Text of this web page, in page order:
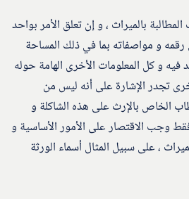
بالميراث ، و إن تعلق الأمر بواحد
رقمه و مواصفاته بما في ذلك المساحة
فيه و كل المعلومات الأخرى الهامة حوله
تجدر الإشارة على أنه ليس من
الخاص بالإرث على هذه الشاكلة و
وجب الاقتصار على الأمور الأساسية و
، على سبيل المثال أسماء الورثة